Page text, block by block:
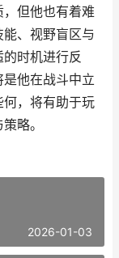
但他也有着难
、视野盲区与
时机进行反
他在战斗中立
，将有助于玩
略。
2026-01-03